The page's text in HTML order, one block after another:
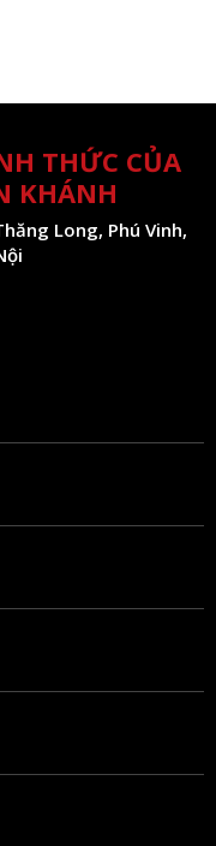
THỨC CỦA
KHÁNH
Long, Phú Vinh,